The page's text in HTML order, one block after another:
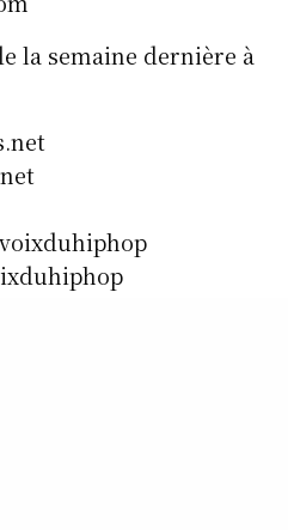
la semaine dernière à